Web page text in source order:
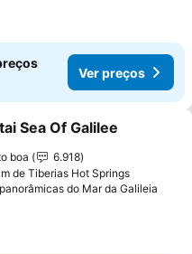
Ver preços
aos favoritos
Sea Of Galilee
boa
6.918
de Tiberias Hot Springs
do Mar da Galileia